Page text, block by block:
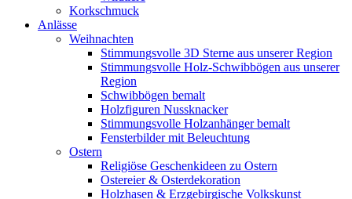
Korkschmuck
Anlässe
Weihnachten
Stimmungsvolle 3D Sterne aus unserer Region
Stimmungsvolle Holz-Schwibbögen aus unserer
Region
Schwibbögen bemalt
Holzfiguren Nussknacker
Stimmungsvolle Holzanhänger bemalt
Fensterbilder mit Beleuchtung
Ostern
Religiöse Geschenkideen zu Ostern
Ostereier & Osterdekoration
Holzhasen & Erzgebirgische Volkskunst